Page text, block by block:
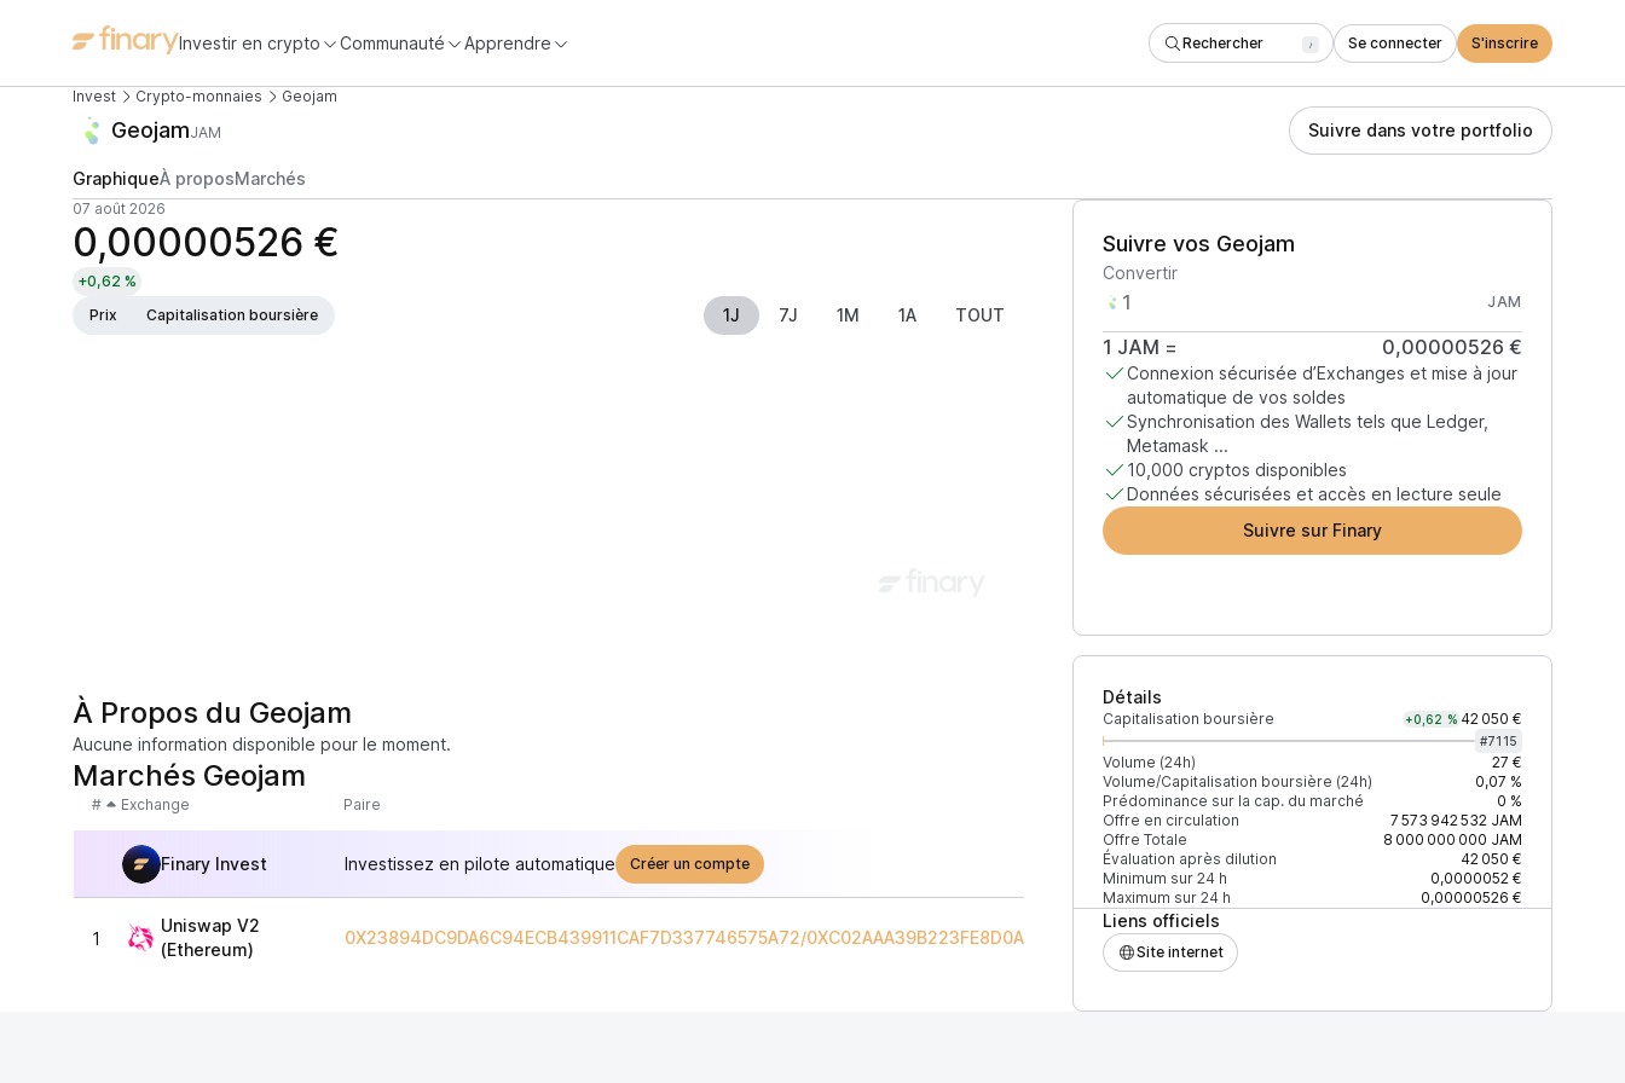
Investir en crypto Communauté Apprendre Rechercher / Se connecter S'inscrire
Invest Crypto-monnaies Geojam
GeojamJAM Suivre dans votre portfolio
GraphiqueÀ proposMarchés
07 août 2026
0,00000526 €
+0,62 %
Prix
Capitalisation boursière 1J 7J 1M 1A TOUT
Suivre vos Geojam
Convertir
JAM
1 JAM = 0,00000526 €
Connexion sécurisée d’Exchanges et mise à jour
automatique de vos soldes
Synchronisation des Wallets tels que Ledger,
Metamask ...
10,000 cryptos disponibles
Données sécurisées et accès en lecture seule
Suivre sur Finary
Détails
Capitalisation boursière +0,62 % 42 050 €
#7115
Volume (24h)
27 €
Volume/Capitalisation boursière (24h)
0,07 %
Prédominance sur la cap. du marché
0 %
Offre en circulation
7 573 942 532JAM
Offre Totale
8 000 000 000 JAM
Évaluation après dilution
42 050 €
Minimum sur 24 h
0,0000052 €
Maximum sur 24 h
0,00000526 €
Liens officiels
Site internet
À Propos du Geojam
Aucune information disponible pour le moment.
Marchés Geojam
# Exchange Paire +2% depth
Finary Invest Investissez en pilote automatique Créer un compte
1
Uniswap V2
(Ethereum)
0X23894DC9DA6C94ECB439911CAF7D337746575A72/0XC02AAA39B223FE8D0A0E5C4F27EAD9083C756CC2